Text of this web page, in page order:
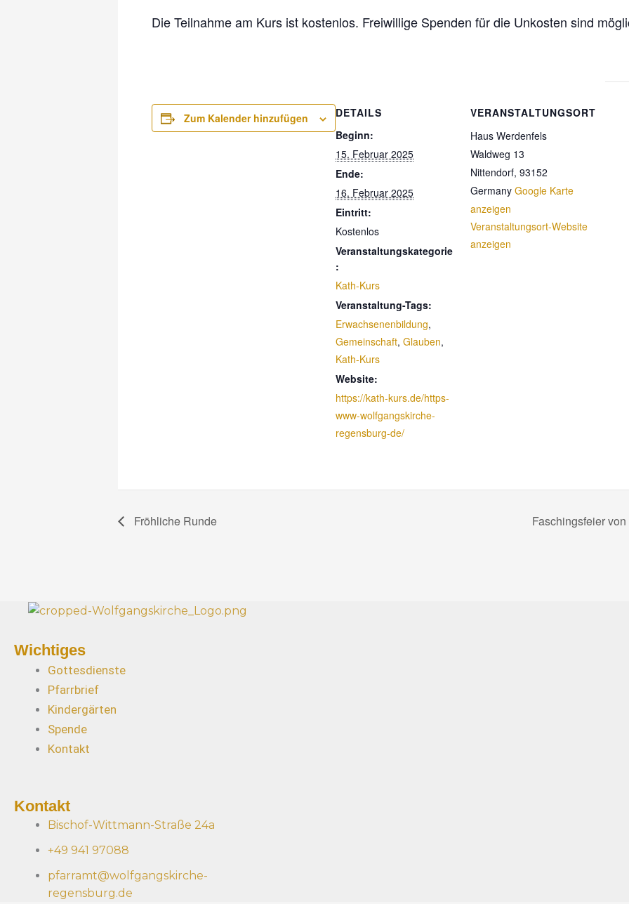
Die Teilnahme am Kurs ist kostenlos. Freiwillige Spenden für die Unkosten sind
Zum Kalender hinzufügen
DETAILS
Beginn:
15. Februar 2025
Ende:
16. Februar 2025
Eintritt:
Kostenlos
Veranstaltungskategorie
:
Kath-Kurs
Veranstaltung-Tags:
Erwachsenenbildung,
Gemeinschaft, Glauben,
Kath-Kurs
Website:
https://kath-kurs.de/https-
www-wolfgangskirche-
regensburg-de/
VERANSTALTUNGSORT
Haus Werdenfels
Waldweg 13
Nittendorf, 93152
Germany Google Karte
anzeigen
Veranstaltungsort-Website
anzeigen
Fröhliche Runde Faschingsfeier
Wichtiges
Gottesdienste
Pfarrbrief
Kindergärten
Spende
Kontakt
Kontakt
Bischof-Wittmann-Straße 24a
+49 941 97088
pfarramt@wolfgangskirche-
regensburg.de